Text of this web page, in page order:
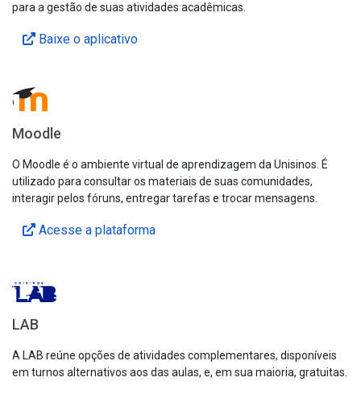
para a gestão de suas atividades acadêmicas.
Baixe o aplicativo
Moodle
O Moodle é o ambiente virtual de aprendizagem da Unisinos. É
utilizado para consultar os materiais de suas comunidades,
interagir pelos fóruns, entregar tarefas e trocar mensagens.
Acesse a plataforma
LAB
A LAB reúne opções de atividades complementares, disponíveis
em turnos alternativos aos das aulas, e, em sua maioria, gratuitas.